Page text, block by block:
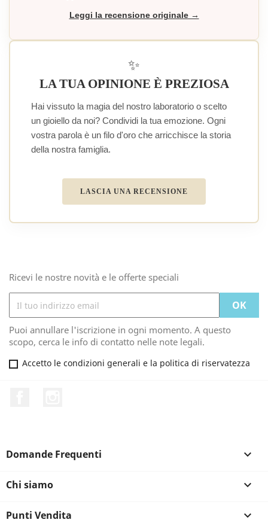
Leggi la recensione originale →
✨
LA TUA OPINIONE È PREZIOSA
Hai vissuto la magia del nostro laboratorio o scelto
un gioiello da noi? Condividi la tua emozione. Ogni
vostra parola è un filo d'oro che arricchisce la storia
della nostra famiglia.
LASCIA UNA RECENSIONE
Ricevi le nostre novità e le offerte speciali
Puoi annullare l'iscrizione in ogni momento. A questo
scopo, cerca le info di contatto nelle note legali.
Accetto le condizioni generali e la politica di riservatezza
Domande Frequenti 
Chi siamo 
Punti Vendita 